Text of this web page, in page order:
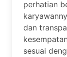
perhatian
dan
sesuai